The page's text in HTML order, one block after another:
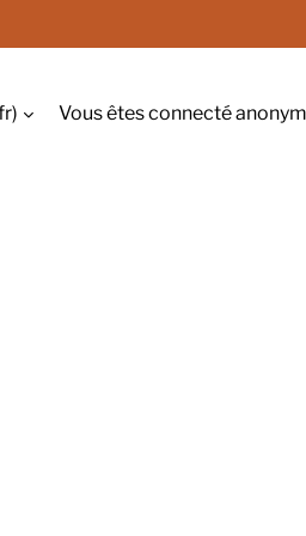
la saisie de recherche
Vous êtes connecté